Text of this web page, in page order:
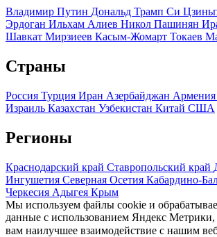
Владимир Путин Дональд Трамп Си
Эрдоган Ильхам Алиев Никол Пашинян
Шавкат Мирзиеев Касым-Жомарт Токаев
Страны
Россия Турция Иран Азербайджан Армения
Израиль Казахстан Узбекистан Китай США
Регионы
Краснодарский край Ставропольский край
Ингушетия Северная Осетия Кабардино-
Черкесия Адыгея Крым
Мы используем файлы cookie и
данные с использованием Яндекс Метрики,
вам наилучшее взаимодействие с нашим